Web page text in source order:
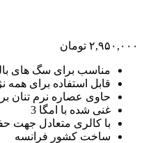
۲,۹۵۰,۰۰۰ تومان
مناسب برای سگ های
قابل استفاده برای همه
حاوی عصاره نرم تنان
غنی شده با امگا 3
با کالری متعادل جهت
ساخت کشور فرانسه